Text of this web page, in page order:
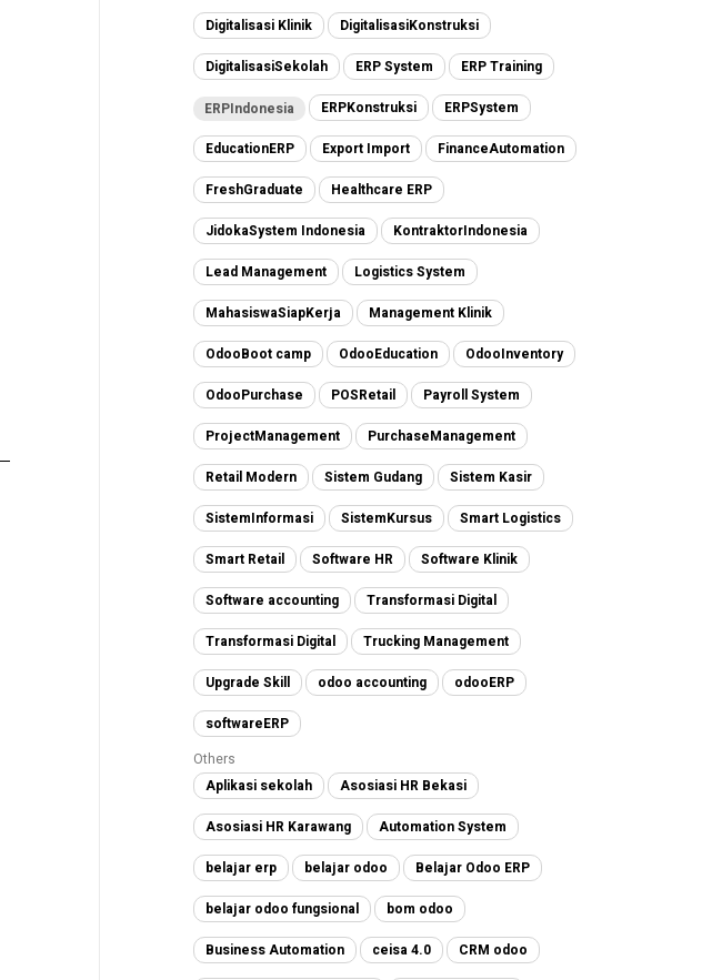
Digitalisasi Klinik DigitalisasiKonstruksi
DigitalisasiSekolah ERP System ERP Training
ERPIndonesia ERPKonstruksi ERPSystem
EducationERP Export Import FinanceAutomation
FreshGraduate Healthcare ERP
JidokaSystem Indonesia KontraktorIndonesia
Lead Management Logistics System
MahasiswaSiapKerja Management Klinik
OdooBoot camp OdooEducation OdooInventory
OdooPurchase POSRetail Payroll System
ProjectManagement PurchaseManagement
Retail Modern Sistem Gudang Sistem Kasir
SistemInformasi SistemKursus Smart Logistics
Smart Retail Software HR Software Klinik
Software accounting Transformasi Digital
Transformasi Digital Trucking Management
Upgrade Skill odoo accounting odooERP
softwareERP
Others
Aplikasi sekolah
Asosiasi HR Bekasi
Asosiasi HR Karawang Automation System
belajar erp belajar odoo Belajar Odoo ERP
belajar odoo fungsional bom odoo
Business Automation ceisa 4.0 CRM odoo